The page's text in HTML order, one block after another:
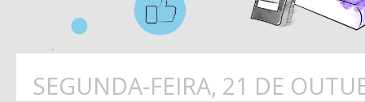
SEGUNDA-FEIRA, 21 DE